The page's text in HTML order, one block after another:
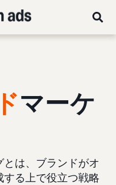
マーケ
は、ブランドがオ
る上で役立つ戦略